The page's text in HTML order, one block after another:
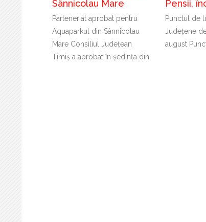
Sânnicolau Mare
Parteneriat aprobat pentru
Aquaparkul din Sânnicolau
Mare Consiliul Județean
Timiș a aprobat în ședința din
Pensii,
Punctul de
Județene
august